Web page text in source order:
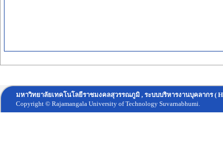
มหาวิทยาลัยเทคโนโลยีราชมงคลสุวรรณภูมิ , ระบบบริหารงานบุคลากร (
Copyright © Rajamangala University of Technology Suvarnabhumi.